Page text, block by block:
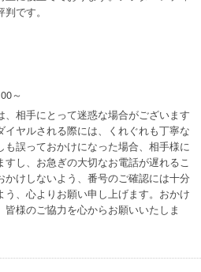
です。
～
相手にとって迷惑な場合がございます
ヤルされる際には、くれぐれも丁寧な
誤っておかけになった場合、相手様に
し、お急ぎの大切なお電話が遅れるこ
けしないよう、番号のご確認には十分
、心よりお願い申し上げます。おかけ
様のご協力を心からお願いいたしま